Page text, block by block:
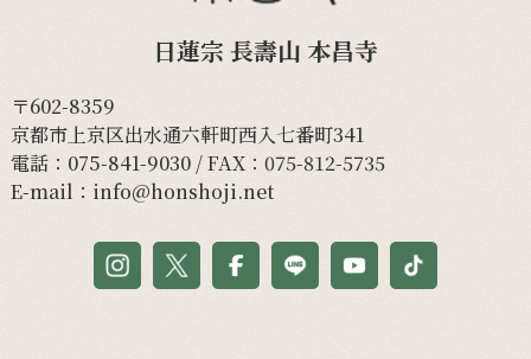
日蓮宗 長壽山 本昌寺
〒602-8359
京都市上京区出水通六軒町西入七番町341
電話： 075-841-9030/ FAX：075-812-5735
E-mail： info@honshoji.net